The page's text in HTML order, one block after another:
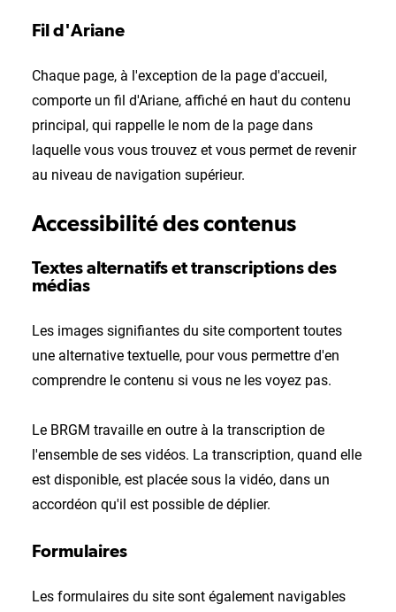
Fil d'Ariane
Chaque page, à l'exception de la page d'accueil,
comporte un fil d'Ariane, affiché en haut du contenu
principal, qui rappelle le nom de la page dans
laquelle vous vous trouvez et vous permet de revenir
au niveau de navigation supérieur.
Accessibilité des contenus
Textes alternatifs et transcriptions des
médias
Les images signifiantes du site comportent toutes
une alternative textuelle, pour vous permettre d'en
comprendre le contenu si vous ne les voyez pas.
Le BRGM travaille en outre à la transcription de
l'ensemble de ses vidéos. La transcription, quand elle
est disponible, est placée sous la vidéo, dans un
accordéon qu'il est possible de déplier.
Formulaires
Les formulaires du site sont également navigables